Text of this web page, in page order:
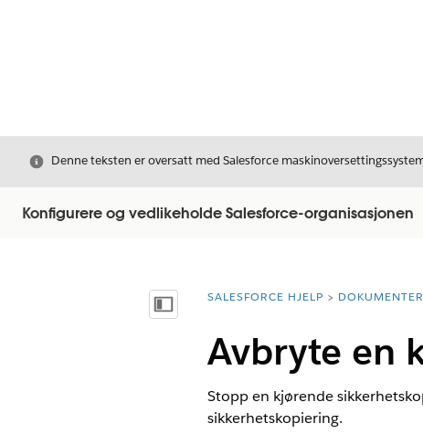
Avslutt
Denne teksten er oversatt med Salesforce
Konfigurere og vedlikeholde Salesforce-organisasjonen
Vis innholdsfortegnelse
Du er her:
SALESFORCE HJELP DOKUMENTER
Avbryte en
Stopp en kjørende
sikkerhetskopiering.